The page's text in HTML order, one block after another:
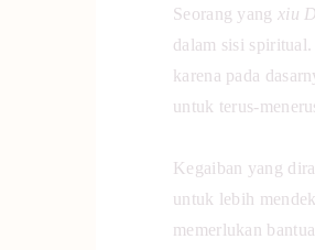
Seorang yang xiu
dalam sisi
karena pada
untuk terus-
Kegaiban yang
untuk lebih
memerlukan